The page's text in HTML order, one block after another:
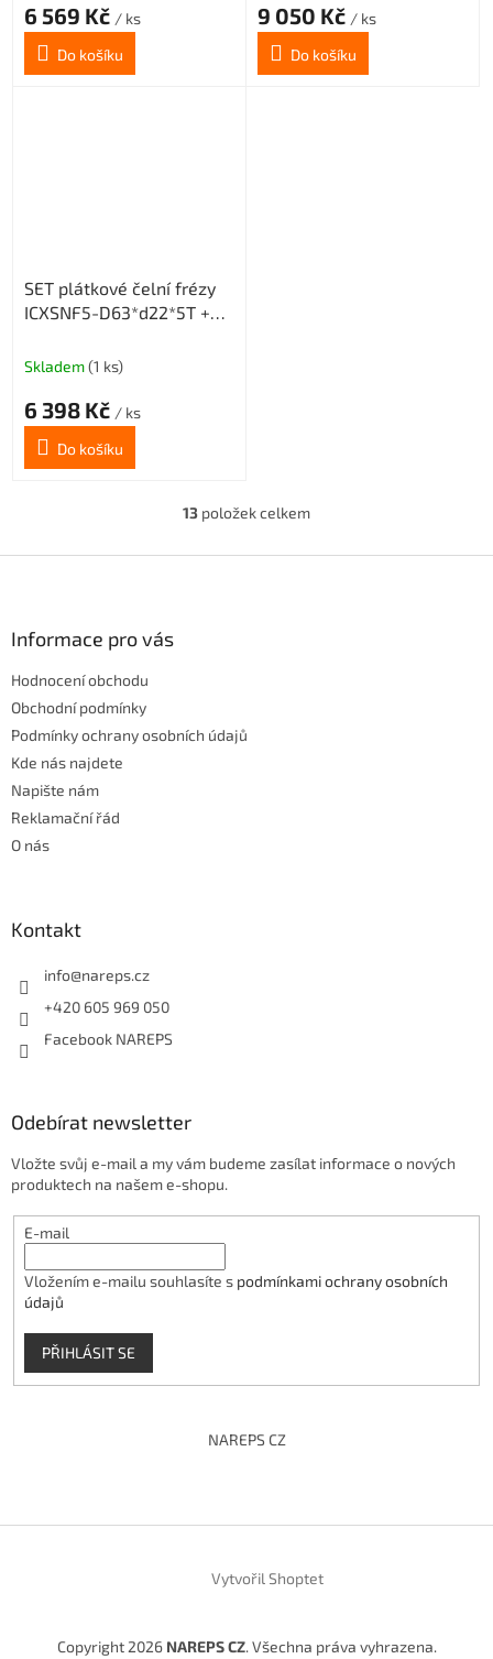
6 569 Kč / ks
Do košíku
9 050 Kč / ks
Do košíku
SET plátkové čelní frézy
ICXSNF5-D63*d22*5T +
Skladem(1 ks)
6 398 Kč / ks
Do košíku
O
l
v
13 položek celkem
Informace pro vás
Hodnocení obchodu
Obchodní podmínky
Podmínky ochrany osobních údajů
Kde nás najdete
Napište nám
Reklamační řád
O nás
Kontakt
info@nareps.cz
+420 605 969 050
Facebook NAREPS
Odebírat newsletter
Vložte svůj e-mail a my vám budeme zasílat informace o nových
produktech na našem e-shopu.
E-mail
Vložením e-mailu souhlasíte s podmínkami ochrany osobních
údajů
PŘIHLÁSIT SE
NAREPS CZ
Vytvořil Shoptet
Copyright 2026 NAREPS CZ. Všechna práva vyhrazena.